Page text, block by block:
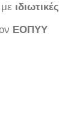
ιδιωτικές
ΕΟΠΥΥ